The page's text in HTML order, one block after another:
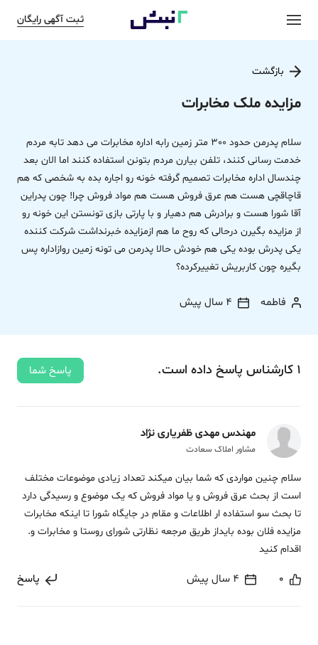
ثبت آگهی رایگان
بازگشت
مزایده ملک مخابرات
سلام پدرمن حدود 300 متر زمین رابه اداره مخابرات می دهد تابه مردم
خدمت رسانی کنند، تلفن بیارن مردم بتونن استفاده کنند اما الان بعد
چندسال اداره مخابرات تصمیم گرفته خونه رو اجاره بده به شخصی که هم
قاچاقچی هست هم عرق فروش هست هم مواد فروش چرا! چون پدراین
آقا شورا هست و برادرش هم دهیار و با پارتی بازی تونستن این خونه رو
از مزایده بگیرن درحالی که روح ما هم ازمزایده خبرنداشت شرکت کننده
یکی پدرش بوده یکی هم خودش حالا پدرمن می تونه زمین روازاداره پس
بگیره چون کاربریش تغییرکرده؟
فاطمه 4 سال پیش
1 کارشناس پاسخ داده‌ است. پاسخ شما
مهندس مهدی ظفریاری نژاد
مشاور املاک سعادت
سلام چنین مواردی که شما بیان میکند تعداد زیادی موضوعات مختلف
است از بحث عرق فروش و یا مواد فروش که یک موضوع و رسیدگی دارد
تا بحث سو استفاده ار اطلاعات و مقام در جایگاه شورا تا اینکه مخابرات
مزایده فلان بوده بایداز طریق مرجعه نظارتی شورای روستا و مخابرات و.
اقدام کنید
0 4 سال پیش پاسخ